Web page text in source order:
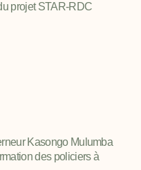
projet STAR-RDC
Kasongo Mulumba
des policiers à